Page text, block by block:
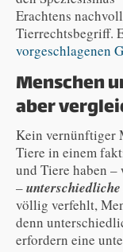
Erachtens
Tierrechtsbegriff.
vorgeschlagenen
Menschen
aber
Kein vernünftiger
Tiere in einem
und Tiere haben
–
völlig verfehlt,
denn
erfordern eine